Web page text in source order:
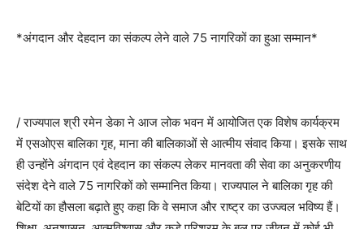
*अंगदान और देहदान का संकल्प लेने वाले 75 नागरिकों का हुआ सम्मान*
/ राज्यपाल श्री रमेन डेका ने आज लोक भवन में आयोजित एक विशेष कार्यक्रम
में एसओएस बालिका गृह, माना की बालिकाओं से आत्मीय संवाद किया। इसके साथ
ही उन्होंने अंगदान एवं देहदान का संकल्प लेकर मानवता की सेवा का अनुकरणीय
संदेश देने वाले 75 नागरिकों को सम्मानित किया। राज्यपाल ने बालिका गृह की
बेटियों का हौसला बढ़ाते हुए कहा कि वे समाज और राष्ट्र का उज्ज्वल भविष्य हैं।